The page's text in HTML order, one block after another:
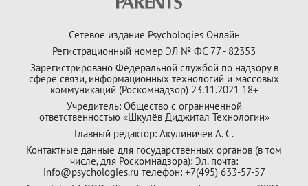
Сетевое издание Psychologies Онлайн
Регистрационный номер ЭЛ № ФС 77 - 82353
Зарегистрировано Федеральной службой по надзору в
сфере связи, информационных технологий и массовых
коммуникаций (Роскомнадзор) 23.11.2021 18+
Учредитель: Общество с ограниченной
ответственностью «Шкулёв Диджитал Технологии»
Главный редактор: Акулиничев А. С.
Контактные данные для государственных органов (в том
числе, для Роскомнадзора): Эл. почта:
info@psychologies.ru телефон: +7(495) 633-57-57